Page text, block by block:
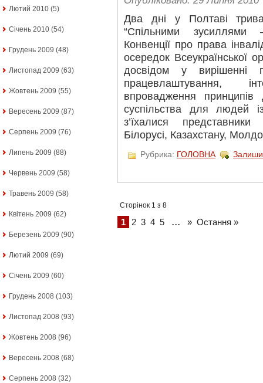
Лютий 2010 (5)
Січень 2010 (54)
Грудень 2009 (48)
Листопад 2009 (63)
Жовтень 2009 (55)
Вересень 2009 (87)
Серпень 2009 (76)
Липень 2009 (88)
Червень 2009 (58)
Травень 2009 (58)
Квітень 2009 (62)
Березень 2009 (90)
Лютий 2009 (69)
Січень 2009 (60)
Грудень 2008 (103)
Листопад 2008 (93)
Жовтень 2008 (96)
Вересень 2008 (68)
Серпень 2008 (32)
Два дні у Полтаві
“Спільними зусиллями
Конвенції про права
осередок Всеукраїнської
досвідом у вирішенні
працевлаштування,
впровадження принципів
суспільства для людей
з’їхалися представники
Білорусі, Казахстану,
Рубрика: ГОЛОВНА
Сторінок 1 з 8
1 2 3 4 5 ... » Остання »